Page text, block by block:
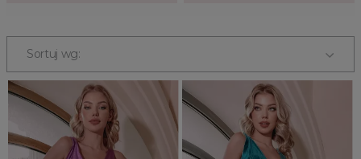
Bestsellery
Odzież damska
Buty damskie
Akcesoria
Premium
Sortuj wg: